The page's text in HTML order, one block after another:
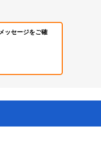
ッセージをご確